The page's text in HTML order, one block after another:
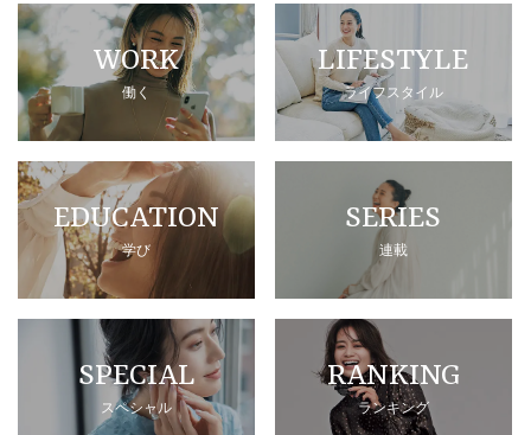
WORK
働く
LIFESTYLE
ライフスタイル
EDUCATION
学び
SERIES
連載
SPECIAL
スペシャル
RANKING
ランキング